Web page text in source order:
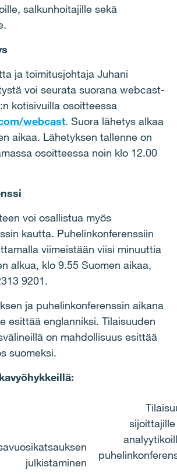
salkunhoitajille sekä
ja toimitusjohtaja Juhani
voi seurata suorana webcast-
kotisivuilla osoitteessa
webcast. Suora lähetys alkaa
aikaa. Lähetyksen tallenne on
osoitteessa noin klo 12.00
voi osallistua myös
kautta. Puhelinkonferenssiin
viimeistään viisi minuuttia
alkua, klo 9.55 Suomen aikaa,
9201.
ja puhelinkonferenssin aikana
esittää englanniksi. Tilaisuuden
on mahdollisuus esittää
suomeksi.
julkistaminen